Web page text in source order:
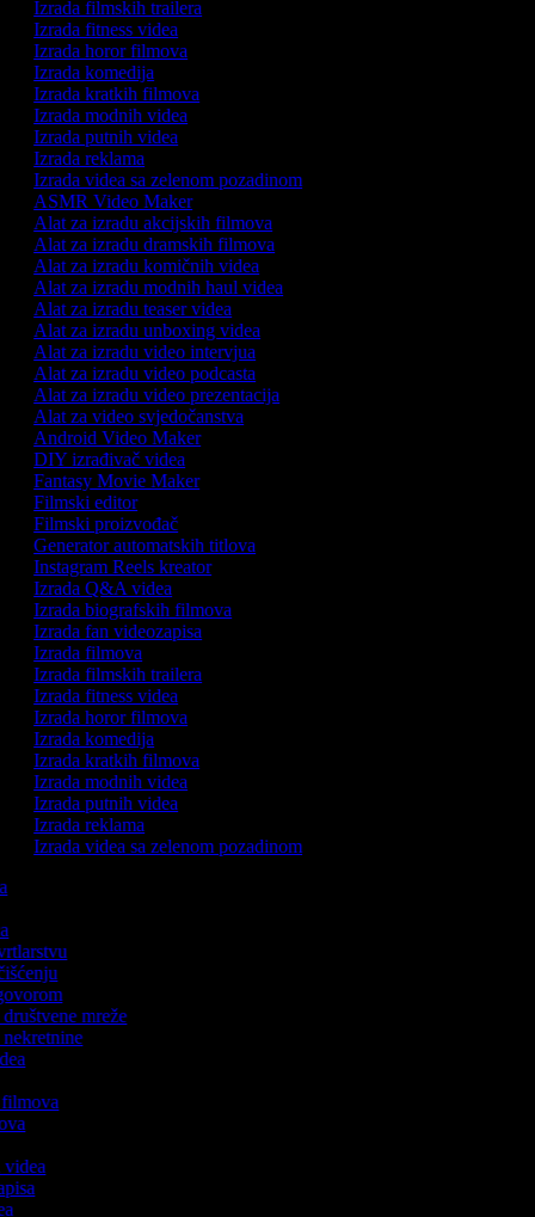
Izrada filmskih trailera
Izrada fitness videa
Izrada horor filmova
Izrada komedija
Izrada kratkih filmova
Izrada modnih videa
Izrada putnih videa
Izrada reklama
Izrada videa sa zelenom pozadinom
ASMR Video Maker
Alat za izradu akcijskih filmova
Alat za izradu dramskih filmova
Alat za izradu komičnih videa
Alat za izradu modnih haul videa
Alat za izradu teaser videa
Alat za izradu unboxing videa
Alat za izradu video intervjua
Alat za izradu video podcasta
Alat za izradu video prezentacija
Alat za video svjedočanstva
Android Video Maker
DIY izrađivač videa
Fantasy Movie Maker
Filmski editor
Filmski proizvođač
Generator automatskih titlova
Instagram Reels kreator
Izrada Q&A videa
Izrada biografskih filmova
Izrada fan videozapisa
Izrada filmova
Izrada filmskih trailera
Izrada fitness videa
Izrada horor filmova
Izrada komedija
Izrada kratkih filmova
Izrada modnih videa
Izrada putnih videa
Izrada reklama
Izrada videa sa zelenom pozadinom
društvene mreže
nekretnine
filmova
videa